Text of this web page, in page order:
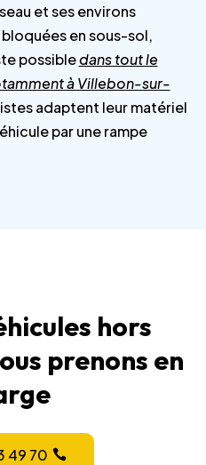
et ses environs
en sous-sol,
possibledans tout le
à Villebon-sur-
adaptent leur matériel
par une rampe
hors
prenons en
49 70